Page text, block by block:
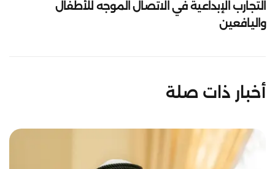
التجارب الإبداعية في الاتصال الموجه للأطفال
واليافعين
أخبار ذات صلة